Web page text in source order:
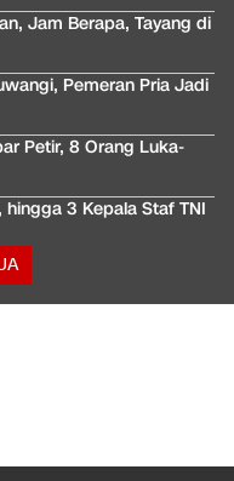
Jam Berapa, Tayang di
Pemeran Pria Jadi
Petir, 8 Orang Luka-
3 Kepala Staf TNI